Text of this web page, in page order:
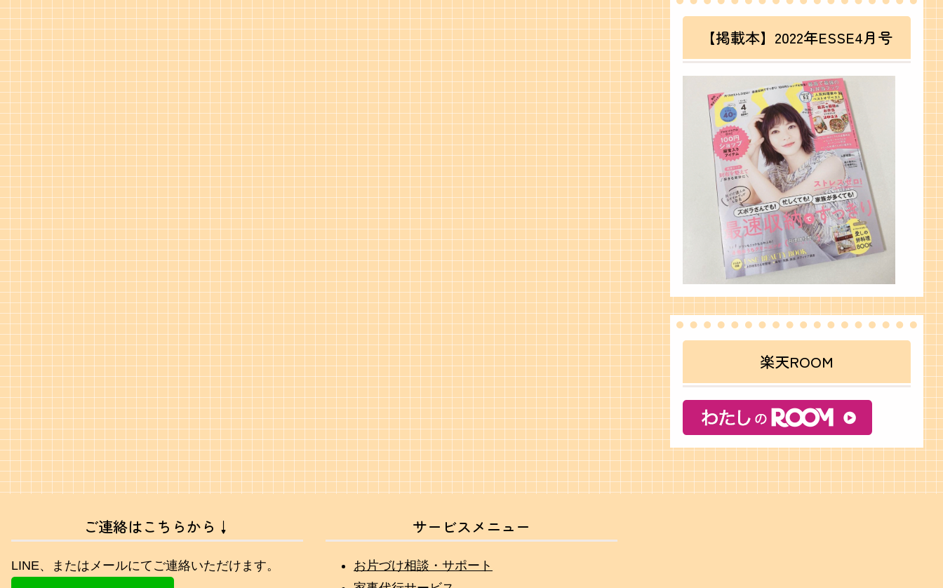
【掲載本】2022年ESSE4月号
楽天ROOM
ご連絡はこちらから↓
LINE、またはメールにてご連絡いただけます。
サービスメニュー
お片づけ相談・サポート